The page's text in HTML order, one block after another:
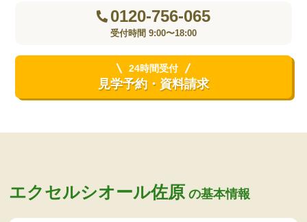
0120-756-065
受付時間 9:00〜18:00
24時間受付
見学予約・資料請求
エクセルシオール佐原 の基本情報